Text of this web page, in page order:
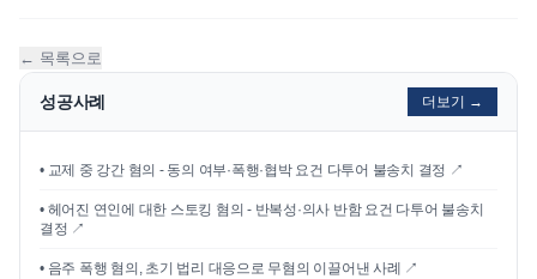
← 목록으로
성공사례 더보기 →
• 교제 중 강간 혐의 - 동의 여부·폭행·협박 요건 다투어 불송치 결정 ↗
• 헤어진 연인에 대한 스토킹 혐의 - 반복성·의사 반함 요건 다투어 불송치
결정 ↗
• 음주 폭행 혐의, 초기 법리 대응으로 무혐의 이끌어낸 사례 ↗